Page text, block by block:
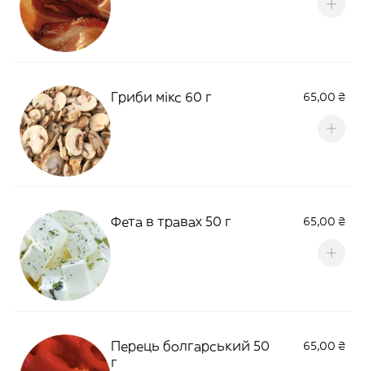
Гриби мікс 60 г 65,00 ₴
Фета в травах 50 г 65,00 ₴
Перець болгарський 50
г
65,00 ₴